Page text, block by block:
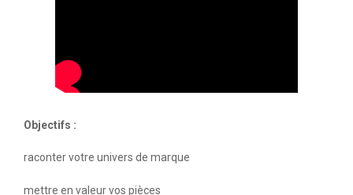
Objectifs :
raconter votre univers de marque
mettre en valeur vos pièces